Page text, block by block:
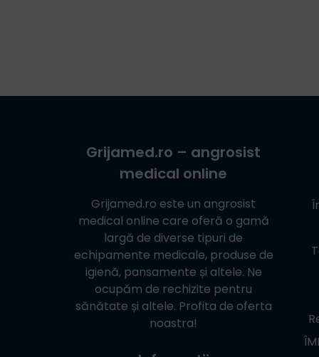
Grijamed.ro – angrosist
medical online
Grijamed.ro este un angrosist
medical online care oferă o gamă
largă de diverse tipuri de
echipamente medicale, produse de
igienă, pansamente și altele. Ne
ocupăm de rechizite pentru
sănătate și altele. Profita de oferta
noastra!